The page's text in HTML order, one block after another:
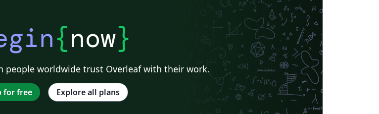
{now}
people worldwide trust Overleaf with their work.
for free Explore all plans